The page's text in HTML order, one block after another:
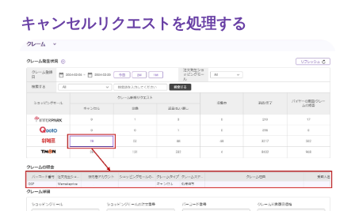
キャンセルリクエストを処理する